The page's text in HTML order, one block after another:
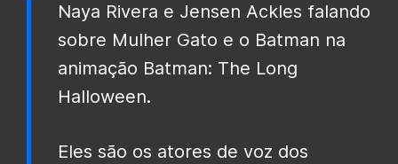
Naya Rivera e Jensen Ackles falando
sobre Mulher Gato e o Batman na
animação Batman: The Long
Halloween.
Eles são os atores de voz dos